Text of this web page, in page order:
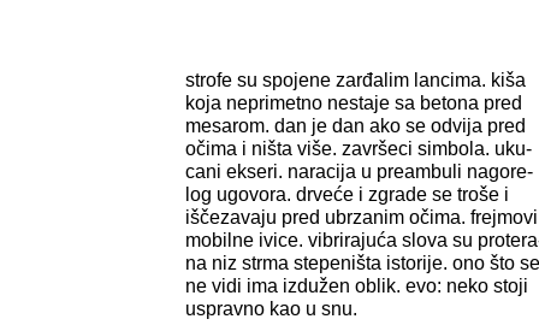
strofe su spojene zarđalim lancima. kiša
koja neprimetno nestaje sa betona pred
mesarom. dan je dan ako se odvija pred
očima i ništa više. završeci simbola. uku-
cani ekseri. naracija u preambuli nagore-
log ugovora. drveće i zgrade se troše i
iščezavaju pred ubrzanim očima.
mobilne ivice. vibrirajuća slova su
na niz strma stepeništa istorije. ono što se
ne vidi ima izdužen oblik. evo: neko stoji
uspravno kao u snu.